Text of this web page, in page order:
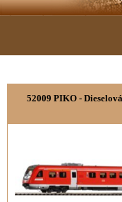
52009 PIKO -